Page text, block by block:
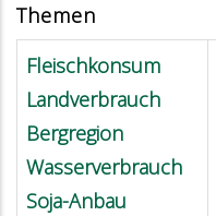
Themen
Fleischkonsum
Landverbrauch
Bergregion
Wasserverbrauch
Soja-Anbau